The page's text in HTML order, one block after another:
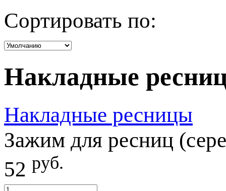
Сортировать по:
Накладные
Накладные ресницы
Зажим для ресниц
52 руб.